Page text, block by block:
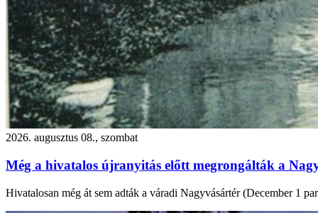
2026. augusztus 08., szombat
Még a hivatalos újranyitás előtt megrongálták a
Hivatalosan még át sem adták a váradi Nagyvásártér (December 1